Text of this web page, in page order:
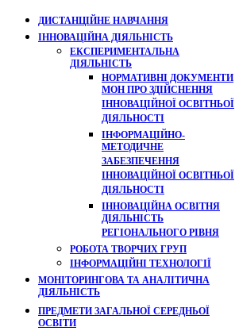
ДИСТАНЦІЙНЕ НАВЧАННЯ
ІННОВАЦІЙНА ДІЯЛЬНІСТЬ
ЕКСПЕРИМЕНТАЛЬНА
ДІЯЛЬНІСТЬ
НОРМАТИВНІ ДОКУМЕНТИ
МОН ПРО ЗДІЙСНЕННЯ
ІННОВАЦІЙНОЇ ОСВІТНЬОЇ
ДІЯЛЬНОСТІ
ІНФОРМАЦІЙНО-
МЕТОДИЧНЕ
ЗАБЕЗПЕЧЕННЯ
ІННОВАЦІЙНОЇ ОСВІТНЬОЇ
ДІЯЛЬНОСТІ
ІННОВАЦІЙНА ОСВІТНЯ
ДІЯЛЬНІСТЬ
РЕГІОНАЛЬНОГО РІВНЯ
РОБОТА ТВОРЧИХ ГРУП
ІНФОРМАЦІЙНІ ТЕХНОЛОГІЇ
МОНІТОРИНГОВА ТА АНАЛІТИЧНА
ДІЯЛЬНІСТЬ
ПРЕДМЕТИ ЗАГАЛЬНОЇ СЕРЕДНЬОЇ
ОСВІТИ